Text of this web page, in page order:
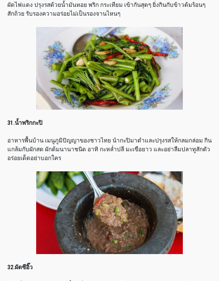
ผัดไฟแดง ปรุงรสด้วยน้ำมันหอย พริก กระเทียม เข้ากันสุดๆ ยิ่งกินกับข้าวต้มร้อนๆ
สักถ้วย รับรองความอร่อยไม่เป็นรองจานไหนๆ
31.น้ำพริกกะปิ
อาหารพื้นบ้าน เมนูภูมิปัญญาของชาวไทย นำกะปิมาตำและปรุงรสให้กลมกล่อม กิน
แกล้มกับผักสด ผักต้มนานาชนิด อาทิ กะหล่ำปลี มะเขือยาว และอย่าลืมปลาทูสักตัว
อร่อยเด็ดอย่าบอกใคร
32.ผัดซีอิ๊ว